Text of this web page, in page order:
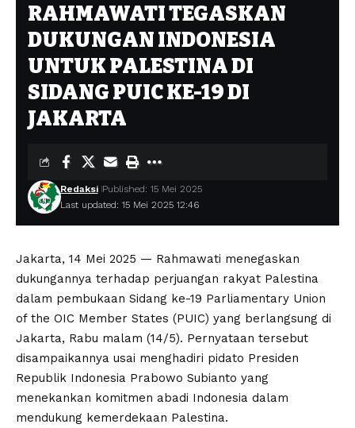
RAHMAWATI TEGASKAN
DUKUNGAN INDONESIA
UNTUK PALESTINA DI
SIDANG PUIC KE-19 DI
JAKARTA
Last updated: 15 Mei 2025 12:46
Redaksi Published: 15 Mei 2025
Jakarta, 14 Mei 2025 — Rahmawati menegaskan
dukungannya terhadap perjuangan rakyat Palestina
dalam pembukaan Sidang ke-19 Parliamentary Union
of the OIC Member States (PUIC) yang berlangsung di
Jakarta, Rabu malam (14/5). Pernyataan tersebut
disampaikannya usai menghadiri pidato Presiden
Republik Indonesia Prabowo Subianto yang
menekankan komitmen abadi Indonesia dalam
mendukung kemerdekaan Palestina.